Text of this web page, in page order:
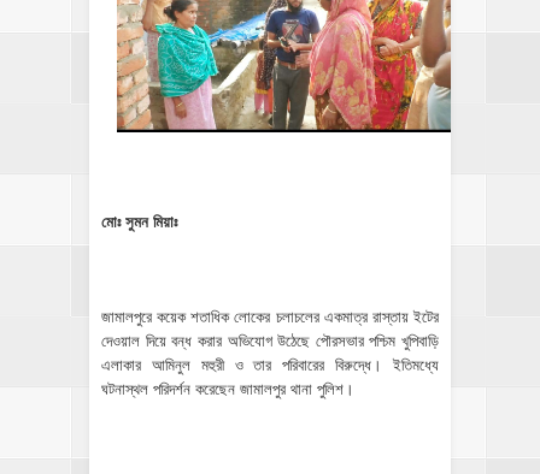
মোঃ সুমন মিয়াঃ
জামালপুরে কয়েক শতাধিক লোকের চলাচলের একমাত্র রাস্তায় ইটের
দেওয়াল দিয়ে বন্ধ করার অভিযোগ উঠেছে পৌরসভার পশ্চিম খুপিবাড়ি
এলাকার আমিনুল মহুরী ও তার পরিবারের বিরুদ্ধে। ইতিমধ্যে
ঘটনাস্থল পরিদর্শন করেছেন জামালপুর থানা পুলিশ।